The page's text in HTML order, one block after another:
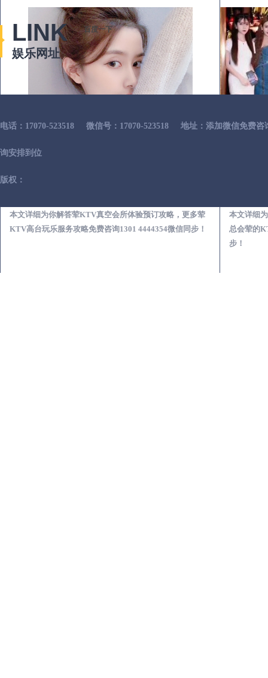
本文详细为你解答荤KTV真空会所体验预订攻略，更多荤
KTV高台玩乐服务攻略免费咨询1301 4444354微信同步！
本文详细
总会荤的
步！
LINK
娱乐网址
百度一下
电话：17070-523518 微信号：17070-523518 地址：添加微信免费
询安排到位
版权：